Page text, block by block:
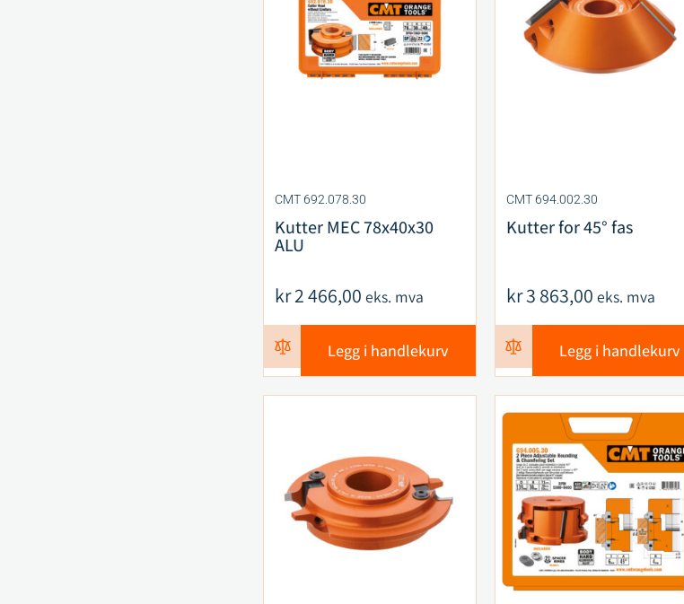
CMT 692.078.30
Kutter MEC 78x40x30
ALU
kr2 466,00 eks. mva
Legg i handlekurv
CMT 694.002.30
Kutter for 45° fas
kr3 863,00 eks. mva
Legg i handlekurv